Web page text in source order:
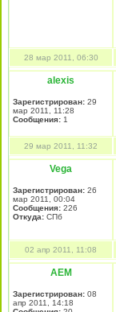
28 мар 2011, 06:30
alexis
Зарегистрирован: 29
мар 2011, 11:28
Сообщения: 1
29 мар 2011, 11:32
Vega
Зарегистрирован: 26
мар 2011, 00:04
Сообщения: 226
Откуда: СПб
02 апр 2011, 11:08
AEM
Зарегистрирован: 08
апр 2011, 14:18